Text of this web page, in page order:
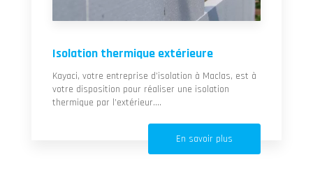
Isolation thermique extérieure
Kayaci, votre entreprise d’isolation à Maclas, est à
votre disposition pour réaliser une isolation
thermique par l’extérieur....
En savoir plus